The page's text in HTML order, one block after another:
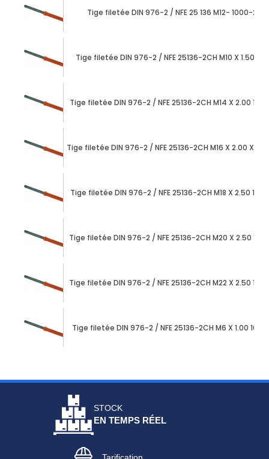
Tige filetée DIN 976-2 / NFE 25 136 M12- 1000-
Tige filetée DIN 976-2 / NFE 25136-2CH M10 X 1.50 x
Tige filetée DIN 976-2 / NFE 25136-2CH M14 X 2.00
Tige filetée DIN 976-2 / NFE 25136-2CH M16 X 2.00 X
Tige filetée DIN 976-2 / NFE 25136-2CH M18 X 2.50
Tige filetée DIN 976-2 / NFE 25136-2CH M20 X 2.50
Tige filetée DIN 976-2 / NFE 25136-2CH M22 X 2.50
Tige filetée DIN 976-2 / NFE 25136-2CH M6 X 1.00
STOCK
EN TEMPS RÉEL
Tarification